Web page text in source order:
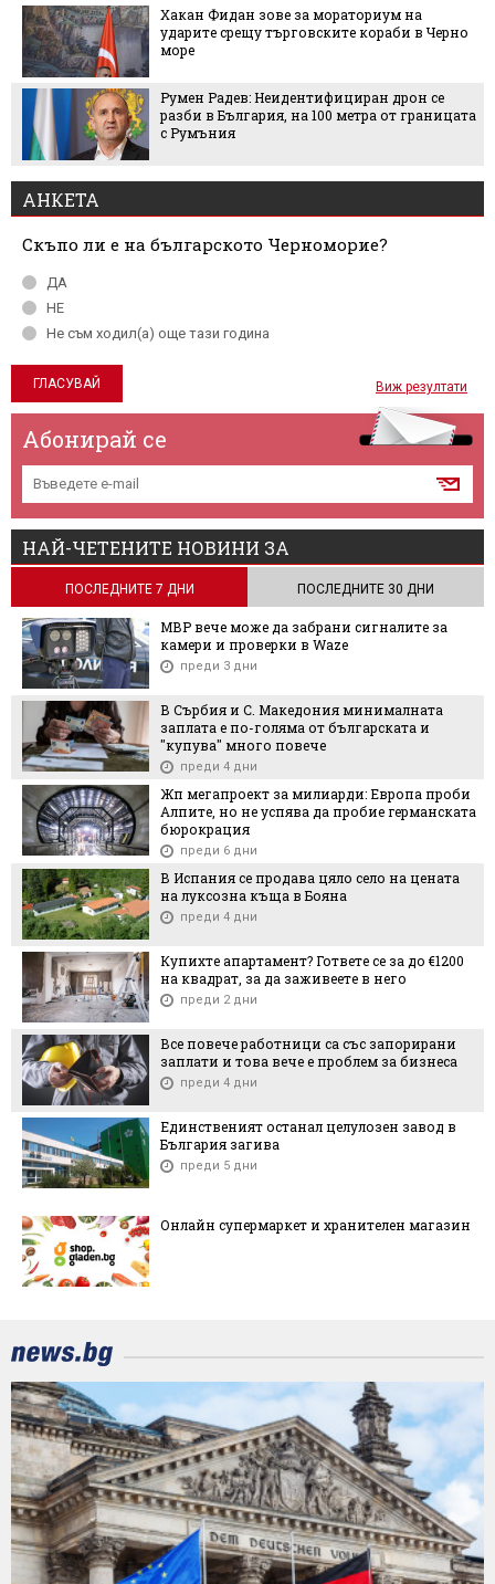
Хакан Фидан зове за мораториум на
ударите срещу търговските кораби в Черно
море
Румен Радев: Неидентифициран дрон се
разби в България, на 100 метра от границата
с Румъния
АНКЕТА
Скъпо ли е на българското Черноморие?
ДА
НЕ
Не съм ходил(а) още тази година
Виж резултати
Абонирай се
НАЙ-ЧЕТЕНИТЕ НОВИНИ ЗА
ПОСЛЕДНИТЕ 7 ДНИ ПОСЛЕДНИТЕ 30 ДНИ
МВР вече може да забрани сигналите за
камери и проверки в Waze
преди 3 дни
В Сърбия и С. Македония минималната
заплата е по-голяма от българската и
"купува" много повече
преди 4 дни
Жп мегапроект за милиарди: Европа проби
Алпите, но не успява да пробие германската
бюрокрация
преди 6 дни
В Испания се продава цяло село на цената
на луксозна къща в Бояна
преди 4 дни
Купихте апартамент? Гответе се за до €1200
на квадрат, за да заживеете в него
преди 2 дни
Все повече работници са със запорирани
заплати и това вече е проблем за бизнеса
преди 4 дни
Единственият останал целулозен завод в
България загива
преди 5 дни
Онлайн супермаркет и хранителен магазин